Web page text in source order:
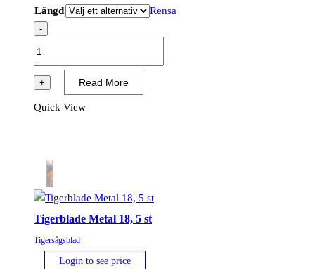
Längd
Rensa
-
18,
st
+ Read More
Quick View
Tigerblade Metal 18, 5 st
Tigersågsblad
Login to see price